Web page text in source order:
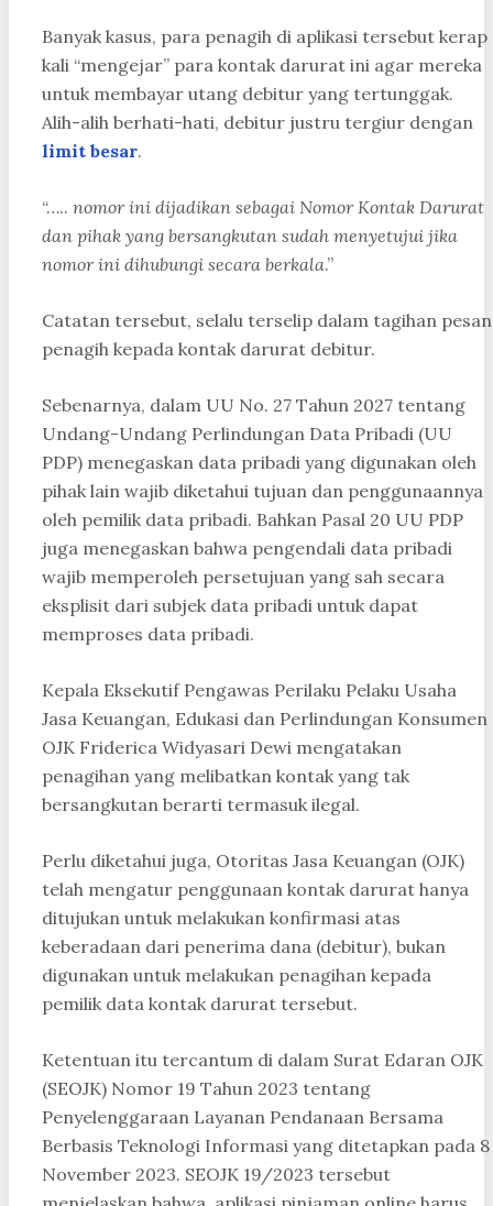
Banyak kasus, para penagih di aplikasi tersebut kerap
kali “mengejar” para kontak darurat ini agar mereka
untuk membayar utang debitur yang tertunggak.
Alih-alih berhati-hati, debitur justru tergiur dengan
limit besar.
“….. nomor ini dijadikan sebagai Nomor Kontak Darurat
dan pihak yang bersangkutan sudah menyetujui jika
nomor ini dihubungi secara berkala.”
Catatan tersebut, selalu terselip dalam tagihan pesan
penagih kepada kontak darurat debitur.
Sebenarnya, dalam UU No. 27 Tahun 2027 tentang
Undang-Undang Perlindungan Data Pribadi (UU
PDP) menegaskan data pribadi yang digunakan oleh
pihak lain wajib diketahui tujuan dan penggunaannya
oleh pemilik data pribadi. Bahkan Pasal 20 UU PDP
juga menegaskan bahwa pengendali data pribadi
wajib memperoleh persetujuan yang sah secara
eksplisit dari subjek data pribadi untuk dapat
memproses data pribadi.
Kepala Eksekutif Pengawas Perilaku Pelaku Usaha
Jasa Keuangan, Edukasi dan Perlindungan Konsumen
OJK Friderica Widyasari Dewi mengatakan
penagihan yang melibatkan kontak yang tak
bersangkutan berarti termasuk ilegal.
Perlu diketahui juga, Otoritas Jasa Keuangan (OJK)
telah mengatur penggunaan kontak darurat hanya
ditujukan untuk melakukan konfirmasi atas
keberadaan dari penerima dana (debitur), bukan
digunakan untuk melakukan penagihan kepada
pemilik data kontak darurat tersebut.
Ketentuan itu tercantum di dalam Surat Edaran OJK
(SEOJK) Nomor 19 Tahun 2023 tentang
Penyelenggaraan Layanan Pendanaan Bersama
Berbasis Teknologi Informasi yang ditetapkan pada 8
November 2023. SEOJK 19/2023 tersebut